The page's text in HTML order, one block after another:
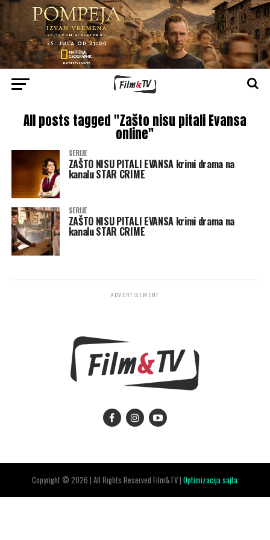
All posts tagged "Zašto nisu pitali Evansa
online"
SERIJE
ZAŠTO NISU PITALI EVANSA krimi drama na
kanalu STAR CRIME
SERIJE
ZAŠTO NISU PITALI EVANSA krimi drama na
kanalu STAR CRIME
ADVERTISEMENT
Copyright © 2026 | All Rights Reserved Film&TV |Optimizacija sajta